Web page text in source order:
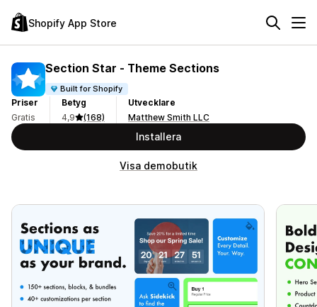
Shopify App Store
Section Star ‑ Theme Sections
Built for Shopify
Priser
Gratis
Betyg
4,9
(168)
Utvecklare
Matthew Smith LLC
Installera
Visa demobutik